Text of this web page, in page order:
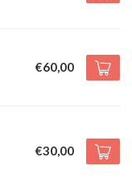
€60,00
€30,00